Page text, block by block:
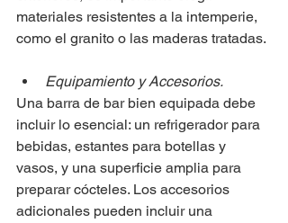
materiales resistentes a la intemperie,
como el granito o las maderas tratadas.
Equipamiento y Accesorios.
Una barra de bar bien equipada debe
incluir lo esencial: un refrigerador para
bebidas, estantes para botellas y
vasos, y una superficie amplia para
preparar cócteles. Los accesorios
adicionales pueden incluir una